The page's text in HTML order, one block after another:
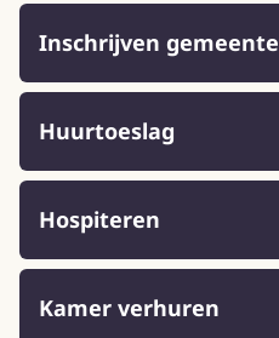
Inschrijven gemeente
Huurtoeslag
Hospiteren
Kamer verhuren